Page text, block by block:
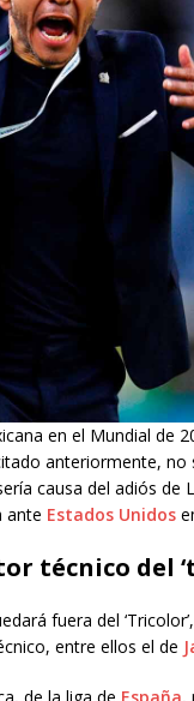
en el Mundial de
anteriormente,
causa del adiós de
ante Estados Unidos
técnico del
fuera del
entre ellos el de